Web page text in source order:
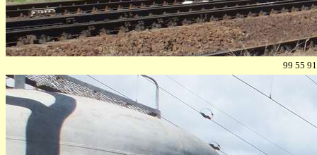
99 55